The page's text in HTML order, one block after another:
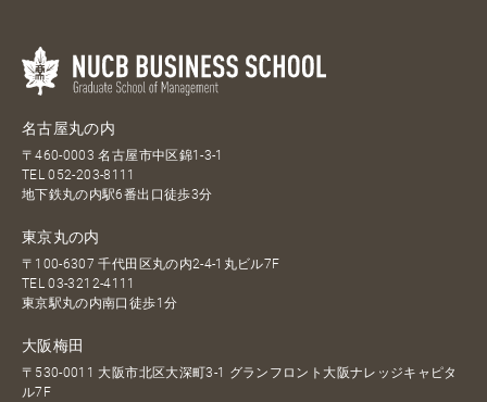
名古屋丸の内
〒460-0003 名古屋市中区錦1-3-1
TEL052-203-8111
地下鉄丸の内駅6番出口徒歩3分
東京丸の内
〒100-6307 千代田区丸の内2-4-1丸ビル7F
TEL03-3212-4111
東京駅丸の内南口徒歩1分
大阪梅田
〒530-0011 大阪市北区大深町3-1 グランフロント大阪ナレッジキャピタ
ル7F